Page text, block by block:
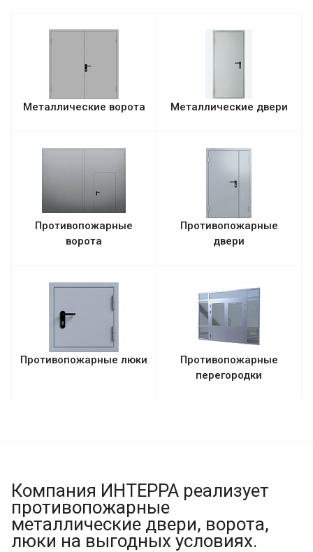
Металлические ворота Металлические двери
Противопожарные
ворота
Противопожарные
двери
Противопожарные люки
Противопожарные
перегородки
Компания ИНТЕРРА реализует
противопожарные
металлические двери, ворота,
люки на выгодных условиях.